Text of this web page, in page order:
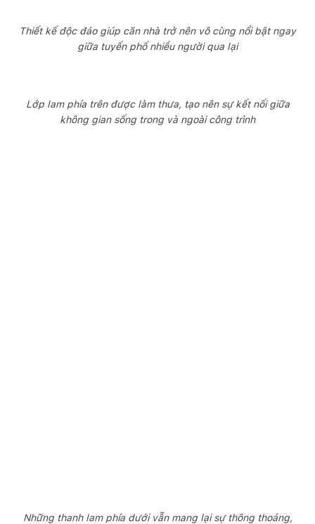
Thiết kế độc đáo giúp căn nhà trở nên vô cùng nổi bật ngay
giữa tuyến phố nhiều người qua lại
Lớp lam phía trên được làm thưa, tạo nên sự kết nối giữa
không gian sống trong và ngoài công trình
Những thanh lam phía dưới vẫn mang lại sự thông thoáng,